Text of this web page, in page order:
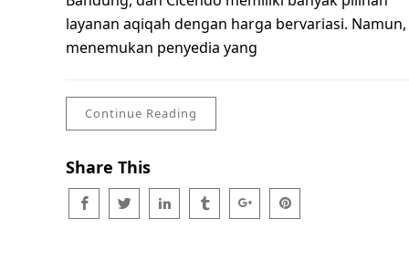
layanan aqiqah dengan harga bervariasi. Namun,
menemukan penyedia yang
Continue Reading
Share This